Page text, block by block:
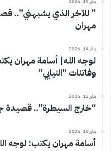
” للآخر الذي يشبهني”..
مهران
يناير 14, 2026
لوجه الله| أسامة مهران
وفاتنات “النيابي”
يناير 12, 2026
“خارج السيطرة”.. قصيدة
يناير 10, 2026
أسامة مهران يكتب: لوجه